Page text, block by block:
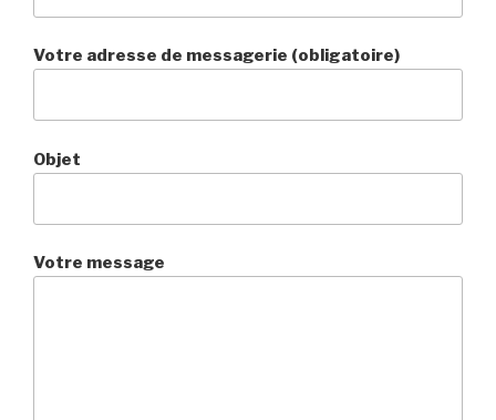
Votre adresse de messagerie (obligatoire)
Objet
Votre message